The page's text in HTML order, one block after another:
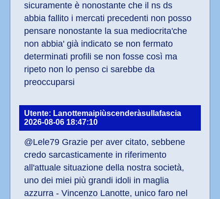
sicuramente è nonostante che il ns ds
abbia fallito i mercati precedenti non posso
pensare nonostante la sua mediocrita'che
non abbia' già indicato se non fermato
determinati profili se non fosse così ma
ripeto non lo penso ci sarebbe da
preoccuparsi
Utente: Lanottemaipiùscenderàsullafascia
2026-08-06 18:47:10
@Lele79 Grazie per aver citato, sebbene
credo sarcasticamente in riferimento
all'attuale situazione della nostra società,
uno dei miei più grandi idoli in maglia
azzurra - Vincenzo Lanotte, unico faro nel